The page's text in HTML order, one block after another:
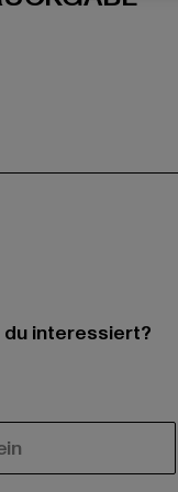
interessiert?